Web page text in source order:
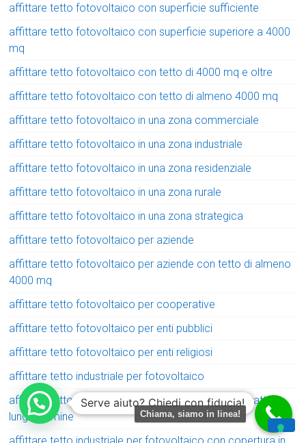
affittare tetto fotovoltaico con superficie sufficiente
affittare tetto fotovoltaico con superficie superiore a 4000
mq
affittare tetto fotovoltaico con tetto di 4000 mq e oltre
affittare tetto fotovoltaico con tetto di almeno 4000 mq
affittare tetto fotovoltaico in una zona commerciale
affittare tetto fotovoltaico in una zona industriale
affittare tetto fotovoltaico in una zona residenziale
affittare tetto fotovoltaico in una zona rurale
affittare tetto fotovoltaico in una zona strategica
affittare tetto fotovoltaico per aziende
affittare tetto fotovoltaico per aziende con tetto di almeno
4000 mq
affittare tetto fotovoltaico per cooperative
affittare tetto fotovoltaico per enti pubblici
affittare tetto fotovoltaico per enti religiosi
affittare tetto industriale per fotovoltaico
affittare tetto industriale per fotovoltaico con contratto a
lungo termine
affittare tetto industriale per fotovoltaico con copertura in
Serve aiuto? Chiedi con fiducia!
Chiama, siamo in linea!